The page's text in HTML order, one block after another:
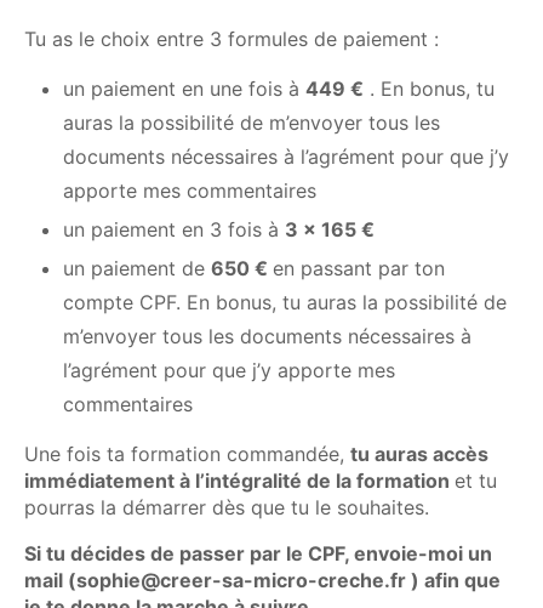
Tu as le choix entre 3 formules de paiement :
un paiement en une fois à 449 € . En bonus, tu
auras la possibilité de m’envoyer tous les
documents nécessaires à l’agrément pour que j’y
apporte mes commentaires
un paiement en 3 fois à 3 x 165 €
un paiement de 650 € en passant par ton
compte CPF. En bonus, tu auras la possibilité de
m’envoyer tous les documents nécessaires à
l’agrément pour que j’y apporte mes
commentaires
Une fois ta formation commandée, tu auras accès
immédiatement à l’intégralité de la formation et tu
pourras la démarrer dès que tu le souhaites.
Si tu décides de passer par le CPF, envoie-moi un
mail (sophie@creer-sa-micro-creche.fr ) afin que